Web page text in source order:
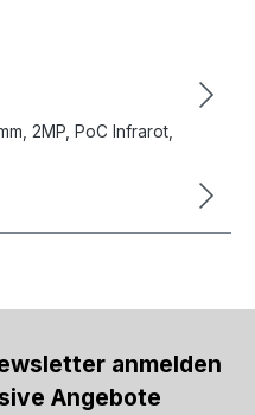
2MP, PoC Infrarot,
anmelden
Angebote